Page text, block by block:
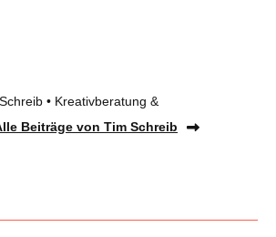
• Kreativberatung &
Beiträge von Tim Schreib